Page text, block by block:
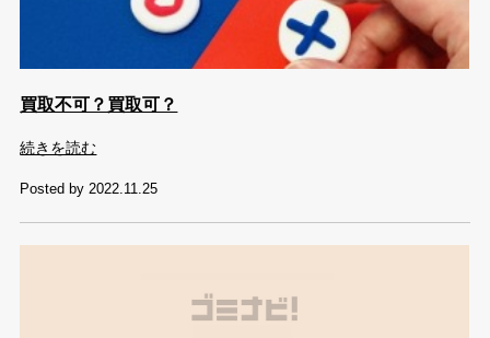
買取不可？買取可？
続きを読む
Posted by 2022.11.25